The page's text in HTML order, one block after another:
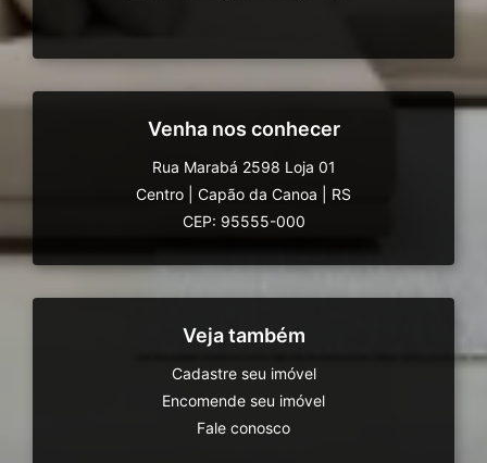
Venha nos conhecer
Rua Marabá 2598 Loja 01
Centro
Capão da Canoa
RS
CEP: 95555-000
Veja também
Cadastre seu imóvel
Encomende seu imóvel
Fale conosco